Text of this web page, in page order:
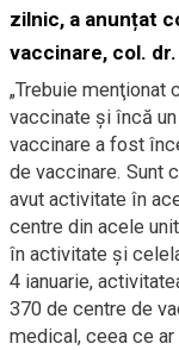
zilnic, a anunțat
vaccinare, col.
„Trebuie menţionat
vaccinate şi încă
vaccinare a fost
de vaccinare. Sunt
avut activitate în
centre din acele
în activitate şi
4 ianuarie,
370 de centre de
medical, ceea ce